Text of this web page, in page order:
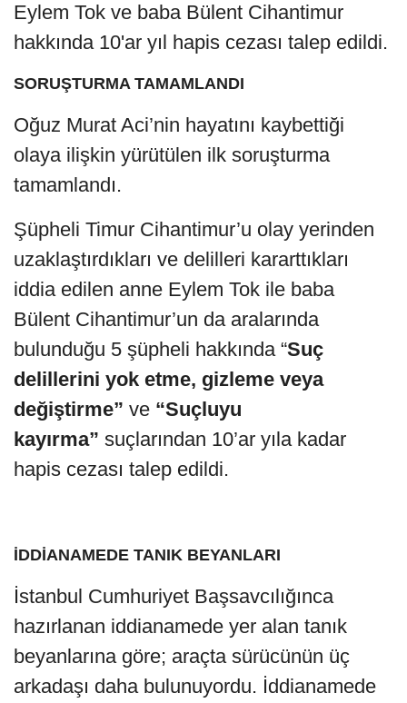
Eylem Tok ve baba Bülent Cihantimur
hakkında 10'ar yıl hapis cezası talep edildi.
SORUŞTURMA TAMAMLANDI
Oğuz Murat Aci’nin hayatını kaybettiği
olaya ilişkin yürütülen ilk soruşturma
tamamlandı.
Şüpheli Timur Cihantimur’u olay yerinden
uzaklaştırdıkları ve delilleri kararttıkları
iddia edilen anne Eylem Tok ile baba
Bülent Cihantimur’un da aralarında
bulunduğu 5 şüpheli hakkında “Suç
delillerini yok etme, gizleme veya
değiştirme” ve “Suçluyu
kayırma” suçlarından 10’ar yıla kadar
hapis cezası talep edildi.
İDDİANAMEDE TANIK BEYANLARI
İstanbul Cumhuriyet Başsavcılığınca
hazırlanan iddianamede yer alan tanık
beyanlarına göre; araçta sürücünün üç
arkadaşı daha bulunuyordu. İddianamede